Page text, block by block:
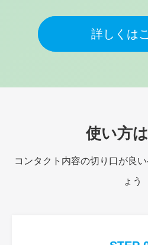
詳しくは
使い方
コンタクト内容の切り口が良
ょう